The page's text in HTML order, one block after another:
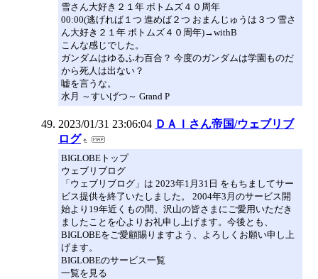
雪さん大好き２１年 ボトムズ４０周年
00:00(逃げれば１つ 進めば２つ おまんじゅうは３つ 雪さ
ん大好き２１年 ボトムズ４０周年)→withB
こんな感じでした。
ガンダムはゆるふわ百合？ 今度のガンダムは学園ものだ
から死人は出ない？
嘘を言うな。
水月 ～すいげつ～ Grand P
2023/01/31 23:06:04 ＤＡＩさん帝国/ウェブリブ
ログ
BIGLOBEトップ
ウェブリブログ
「ウェブリブログ」は 2023年1月31日 をもちましてサー
ビス提供を終了いたしました。 2004年3月のサービス開
始より19年近くもの間、沢山の皆さまにご愛用いただき
ましたことを心よりお礼申し上げます。今後とも、
BIGLOBEをご愛顧賜りますよう、よろしくお願い申し上
げます。
BIGLOBEのサービス一覧
一覧を見る